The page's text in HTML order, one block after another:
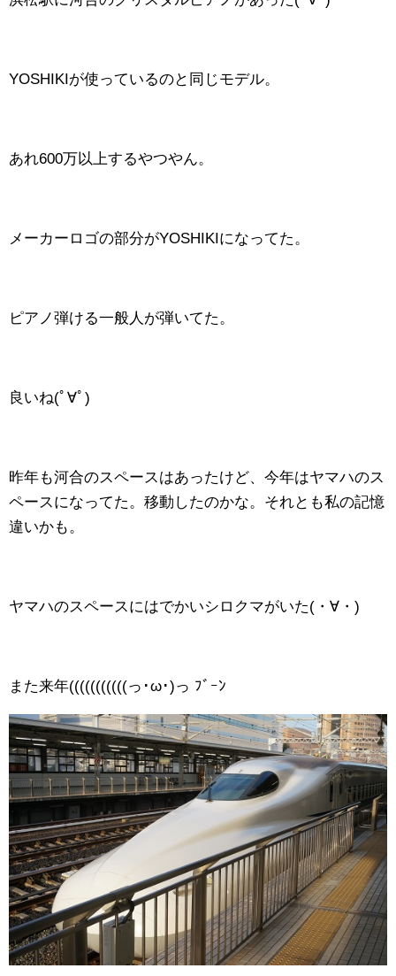
YOSHIKIが使っているのと同じモデル。
あれ600万以上するやつやん。
メーカーロゴの部分がYOSHIKIになってた。
ピアノ弾ける一般人が弾いてた。
良いね(ﾟ∀ﾟ)
昨年も河合のスペースはあったけど、今年はヤマハのス
ペースになってた。移動したのかな。それとも私の記憶
違いかも。
ヤマハのスペースにはでかいシロクマがいた(・∀・)
また来年(((((((((((っ･ω･)っ ﾌﾞｰﾝ